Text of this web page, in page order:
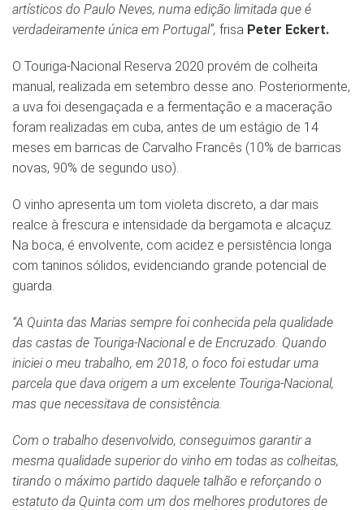
artísticos do Paulo Neves, numa edição limitada que é
verdadeiramente única em Portugal”, frisa Peter Eckert.
O Touriga-Nacional Reserva 2020 provém de colheita
manual, realizada em setembro desse ano. Posteriormente,
a uva foi desengaçada e a fermentação e a maceração
foram realizadas em cuba, antes de um estágio de 14
meses em barricas de Carvalho Francês (10% de barricas
novas, 90% de segundo uso).
O vinho apresenta um tom violeta discreto, a dar mais
realce à frescura e intensidade da bergamota e alcaçuz.
Na boca, é envolvente, com acidez e persistência longa
com taninos sólidos, evidenciando grande potencial de
guarda.
“A Quinta das Marias sempre foi conhecida pela qualidade
das castas de Touriga-Nacional e de Encruzado. Quando
iniciei o meu trabalho, em 2018, o foco foi estudar uma
parcela que dava origem a um excelente Touriga-Nacional,
mas que necessitava de consistência.
Com o trabalho desenvolvido, conseguimos garantir a
mesma qualidade superior do vinho em todas as colheitas,
tirando o máximo partido daquele talhão e reforçando o
estatuto da Quinta com um dos melhores produtores de